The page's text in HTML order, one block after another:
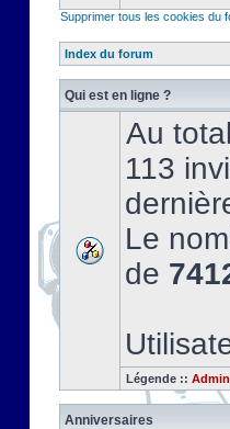
Supprimer tous les cookies du
Index du forum
Qui est en ligne ?
Au
113
Le
de
Légende ::
Anniversaires